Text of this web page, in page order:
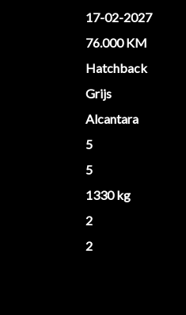
17-02-2027
76.000 KM
Hatchback
Grijs
Alcantara
5
5
1330 kg
2
2